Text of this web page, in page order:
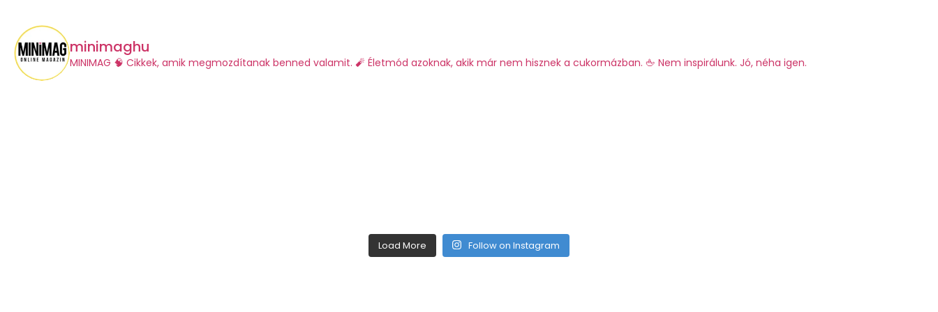
minimaghu
​MINIMAG 🧠 Cikkek, amik megmozdítanak benned valamit. 🧨 Életmód azoknak, akik már nem hisznek a cukormázban. 🖕 Nem inspirálunk. Jó, néha igen.
Load More Follow on Instagram